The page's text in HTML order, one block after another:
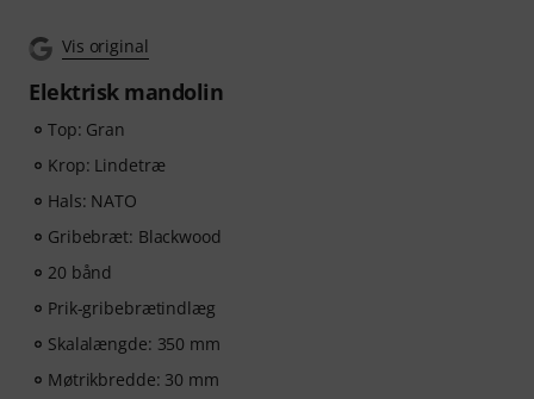
Vis original
Elektrisk mandolin
Top: Gran
Krop: Lindetræ
Hals: NATO
Gribebræt: Blackwood
20 bånd
Prik-gribebrætindlæg
Skalalængde: 350 mm
Møtrikbredde: 30 mm